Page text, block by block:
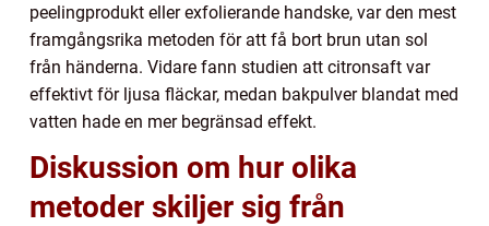
peelingprodukt eller exfolierande handske, var den mest
framgångsrika metoden för att få bort brun utan sol
från händerna. Vidare fann studien att citronsaft var
effektivt för ljusa fläckar, medan bakpulver blandat med
vatten hade en mer begränsad effekt.
Diskussion om hur olika
metoder skiljer sig från